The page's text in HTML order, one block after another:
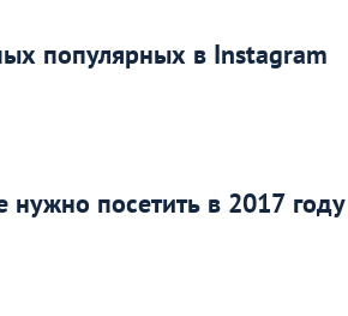
популярных в Instagram
посетить в 2017 году